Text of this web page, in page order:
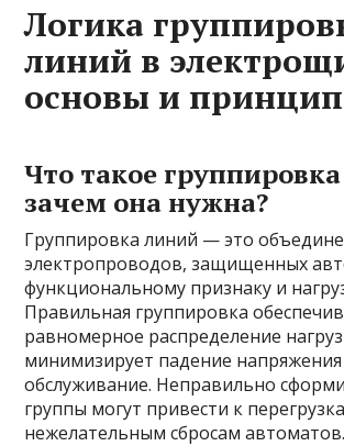
Логика
линий в
основы и
Что такое
зачем она нужна?
Группировка линий — это
электропроводов, защищенных
функциональному признаку и
Правильная группировка
равномерное распределение
минимизирует падение
обслуживание. Неправильно
группы могут привести к
нежелательным сбросам автоматов.